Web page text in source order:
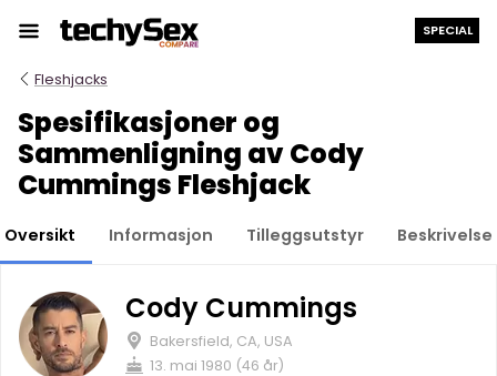
innholdet
SPECIAL
Fleshjacks
Spesifikasjoner og
Sammenligning av Cody
Cummings Fleshjack
Oversikt Informasjon Tilleggsutstyr Beskrivelse
Cody Cummings
Bakersfield, CA, USA
13. mai 1980 (46 år)